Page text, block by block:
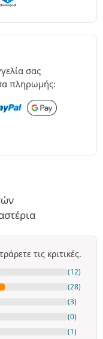
σας
πληρωμής:
τις κριτικές.
(12)
(28)
(3)
(0)
(1)